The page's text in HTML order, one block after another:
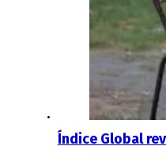
Índice Global